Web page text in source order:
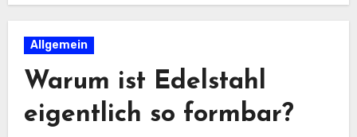
Allgemein
Warum ist Edelstahl
eigentlich so formbar?